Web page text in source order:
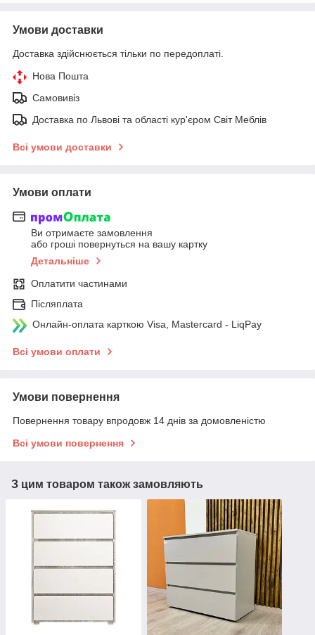
Умови доставки
Доставка здійснюється тільки по передоплаті.
Нова Пошта
Самовивіз
Доставка по Львові та області кур'єром Світ Меблів
Всі умови доставки
Умови оплати
Ви отримаєте замовлення
або гроші повернуться на вашу картку
Детальніше
Оплатити частинами
Післяплата
Онлайн-оплата карткою Visa, Mastercard - LiqPay
Всі умови оплати
Умови повернення
Повернення товару впродовж 14 днів за домовленістю
Всі умови повернення
З цим товаром також замовляють